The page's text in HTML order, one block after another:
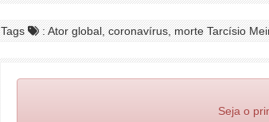
Tags : Ator global, coronavírus, morte Tarcísio
Seja o